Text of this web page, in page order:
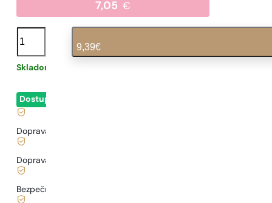
7,05 €
množstvo
N°
48
9,39€
Skladom
Dostupné
Doprava zadarmo od
Doprava od
Bezpečné nakupovanie a platby